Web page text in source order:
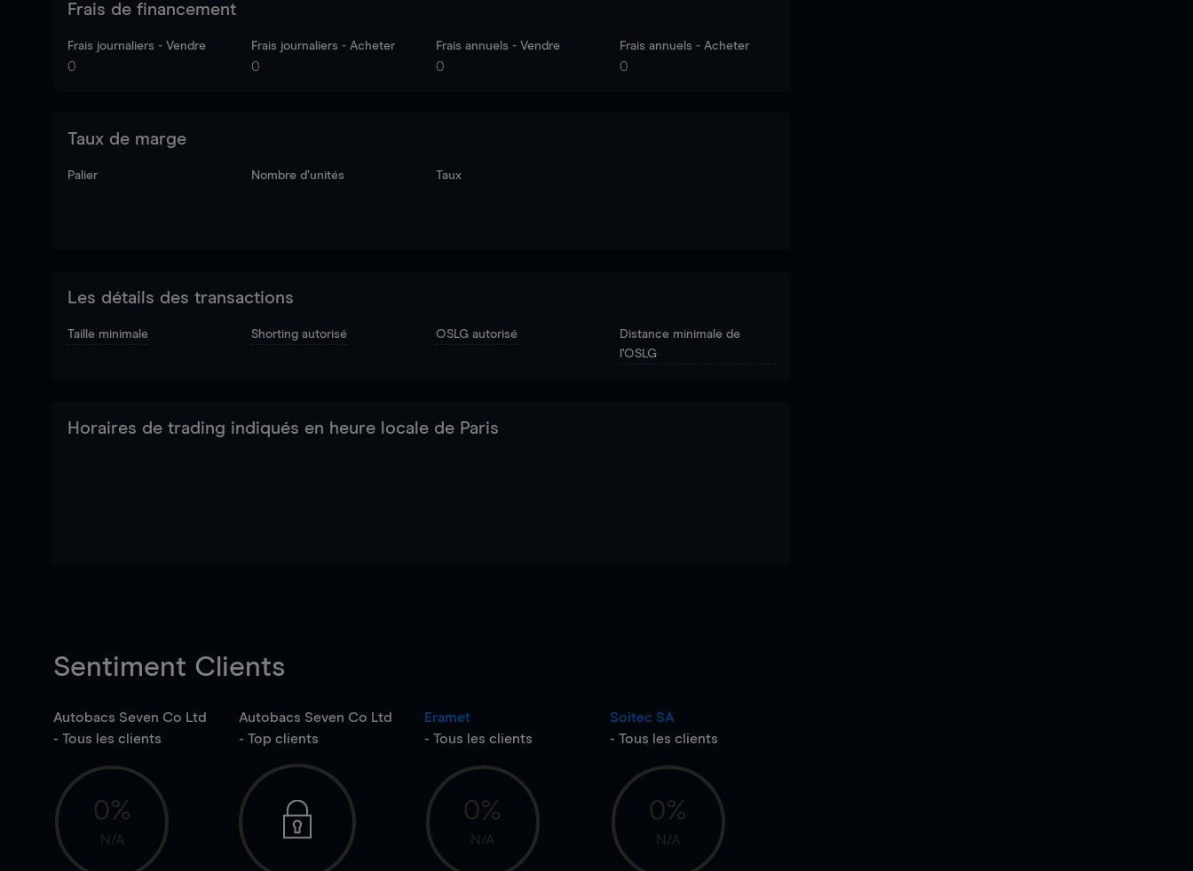
Frais de financement
Frais journaliers - Vendre
0
Frais journaliers - Acheter
0
Frais annuels - Vendre
0
Frais annuels - Acheter
0
Taux de marge
Palier Nombre d’unités Taux
Les détails des transactions
Taille minimale Shorting autorisé OSLG autorisé
Distance minimale de
l'OSLG
Horaires de trading indiqués en heure locale de Paris
Sentiment Clients
Autobacs Seven Co Ltd
- Tous les clients
0%
N/A
Autobacs Seven Co Ltd
- Top clients
Eramet
- Tous les clients
0%
N/A
Soitec SA
- Tous les clients
0%
N/A